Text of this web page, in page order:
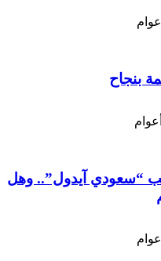
بنجاح
“سعودي آيدول”.. وهل